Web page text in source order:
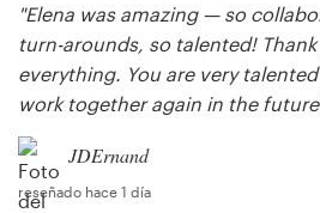
"Elena was amazing — so
turn-arounds, so talented!
everything. You are very
work together again in the
JDErnand
reseñado hace 1 día